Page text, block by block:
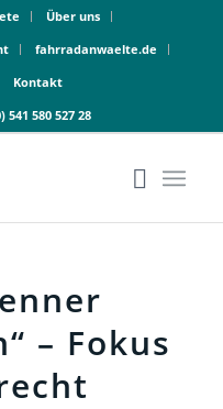
Über uns
fahrradanwaelte.de
Kontakt
541 580 527 28
– Fokus